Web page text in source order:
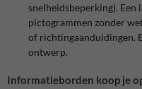
snelheidsbeperking).
pictogrammen zonder
of richtingaanduidingen.
ontwerp.
Informatieborden koop je